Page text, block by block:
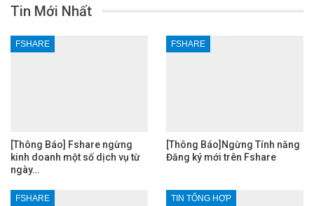
Tin Mới Nhất
FSHARE
[Thông Báo] Fshare ngừng
kinh doanh một số dịch vụ từ
ngày…
FSHARE
[Thông Báo]Ngừng Tính năng
Đăng ký mới trên Fshare
FSHARE TIN TỔNG HỢP